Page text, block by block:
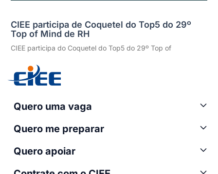
CIEE participa de Coquetel do Top5 do 29º
Top of Mind de RH
CIEE participa do Coquetel do Top5 do 29º Top of
Quero uma vaga
Quero me preparar
Quero apoiar